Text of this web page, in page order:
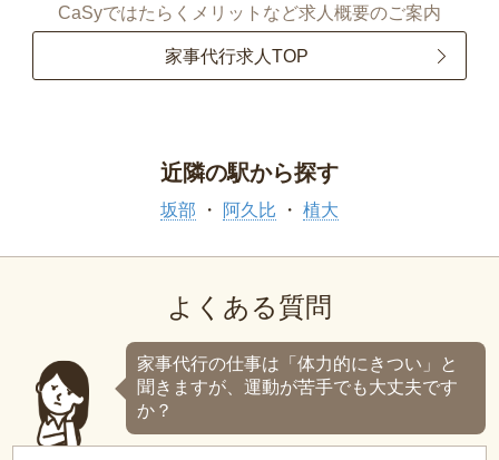
CaSyではたらくメリットなど求人概要のご案内
家事代行求人TOP
近隣の駅から探す
坂部 阿久比 植大
よくある質問
家事代行の仕事は「体力的にきつい」と
聞きますが、運動が苦手でも大丈夫です
か？